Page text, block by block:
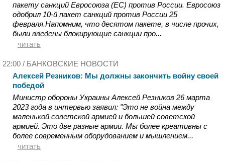
пакету санкций Евросоюза (ЕС) против России. Евросоюз
одобрил 10-й пакет санкций против России 25
февраля.Напомним, что десятом пакете, в числе прочих,
были введены блокирующие санкции про...
читать
22:00 / БАНКОВСКИЕ НОВОСТИ
Алексей Резников: Мы должны закончить войну своей
победой
Министр обороны Украины Алексей Резников 26 марта
2023 года в интервью заявил: "Это не война между
маленькой советской армией и большей советской
армией. Это две разные армии. Мы более креативны с
более современным оборудованием и мышлением...
читать